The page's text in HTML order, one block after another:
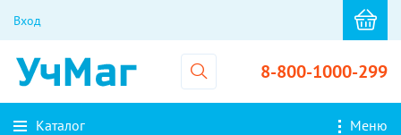
Вход
8-800-1000-299
Каталог Меню